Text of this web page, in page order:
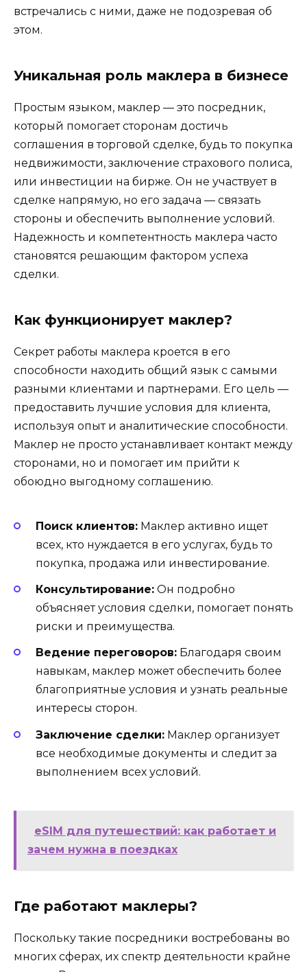
встречались с ними, даже не подозревая об
этом.
Уникальная роль маклера в бизнесе
Простым языком, маклер — это посредник,
который помогает сторонам достичь
соглашения в торговой сделке, будь то покупка
недвижимости, заключение страхового полиса,
или инвестиции на бирже. Он не участвует в
сделке напрямую, но его задача — связать
стороны и обеспечить выполнение условий.
Надежность и компетентность маклера часто
становятся решающим фактором успеха
сделки.
Как функционирует маклер?
Секрет работы маклера кроется в его
способности находить общий язык с самыми
разными клиентами и партнерами. Его цель —
предоставить лучшие условия для клиента,
используя опыт и аналитические способности.
Маклер не просто устанавливает контакт между
сторонами, но и помогает им прийти к
обоюдно выгодному соглашению.
Поиск клиентов: Маклер активно ищет
всех, кто нуждается в его услугах, будь то
покупка, продажа или инвестирование.
Консультирование: Он подробно
объясняет условия сделки, помогает понять
риски и преимущества.
Ведение переговоров: Благодаря своим
навыкам, маклер может обеспечить более
благоприятные условия и узнать реальные
интересы сторон.
Заключение сделки: Маклер организует
все необходимые документы и следит за
выполнением всех условий.
eSIM для путешествий: как работает и
зачем нужна в поездках
Где работают маклеры?
Поскольку такие посредники востребованы во
многих сферах, их спектр деятельности крайне